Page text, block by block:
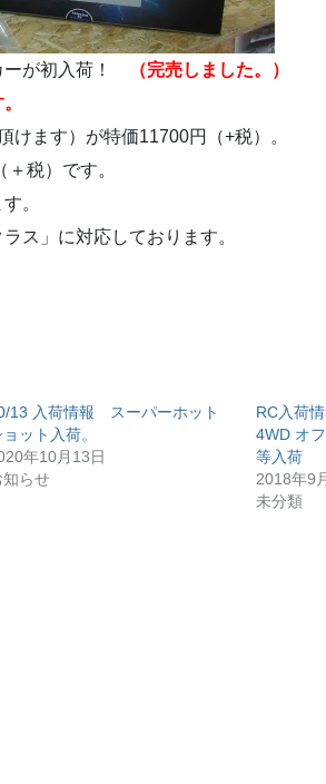
ーが初入荷！
（完売しました。）
けます）が特価11700円（+税）。
税）です。
。
ス」に対応しております。
13 入荷情報 スーパーホット
ョット入荷。
年10月13日
知らせ
RC入荷
4WD オ
等入荷
2018年9
未分類